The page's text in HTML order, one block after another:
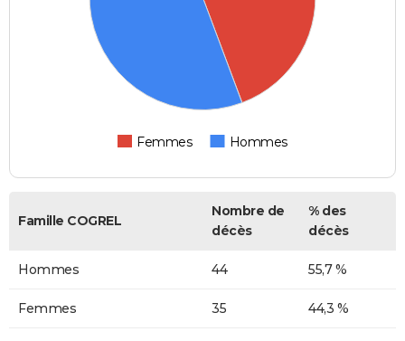
Femmes Hommes
Famille COGREL
Nombre de
décès
% des
décès
Hommes 44 55,7 %
Femmes 35 44,3 %